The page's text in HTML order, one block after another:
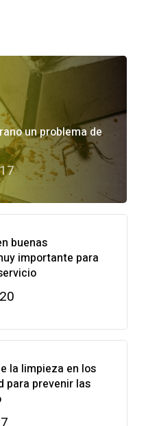
un problema de
buenas
importante para
la limpieza en los
para prevenir las